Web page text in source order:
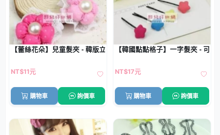
【蕾絲花朵】兒童髮夾 - 韓版立體髮飾
NT$11元
購物車 詢價車
【韓國點點格子】一字髮夾 - 可
NT$17元
購物車 詢價車